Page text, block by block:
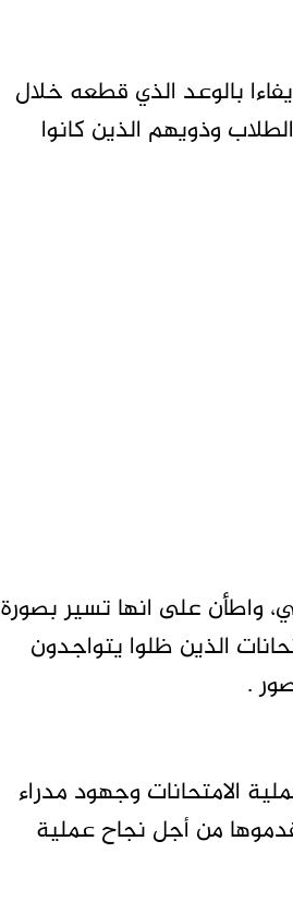
بالوعد الذي قطعه خلال
وذويهم الذين كانوا
واطأن على انها تسير بصورة
الذين ظلوا يتواجدون
.
الامتحانات وجهود مدراء
من أجل نجاح عملية